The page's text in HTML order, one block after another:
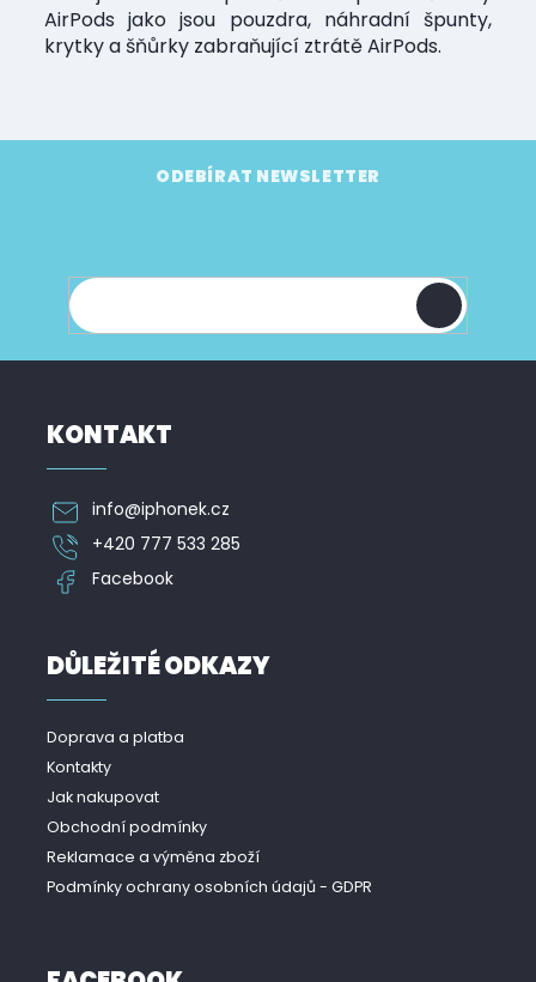
p
r
v
AirPods jako jsou pouzdra, náhradní špunty,
krytky a šňůrky zabraňující ztrátě AirPods.
ODEBÍRAT NEWSLETTER
KONTAKT
info@iphonek.cz
+420 777 533 285
Facebook
DŮLEŽITÉ ODKAZY
Doprava a platba
Kontakty
Jak nakupovat
Obchodní podmínky
Reklamace a výměna zboží
Podmínky ochrany osobních údajů - GDPR